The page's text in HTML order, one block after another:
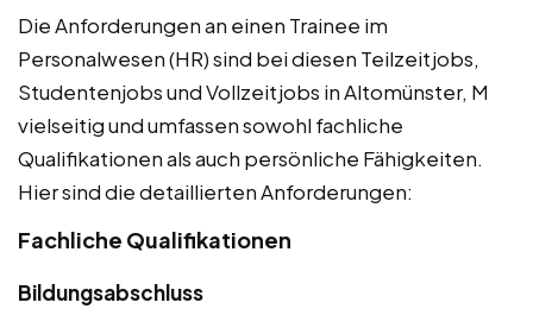
Die Anforderungen an einen Trainee im
Personalwesen (HR) sind bei diesen Teilzeitjobs,
Studentenjobs und Vollzeitjobs in Altomünster, M
vielseitig und umfassen sowohl fachliche
Qualifikationen als auch persönliche Fähigkeiten.
Hier sind die detaillierten Anforderungen:
Fachliche Qualifikationen
Bildungsabschluss